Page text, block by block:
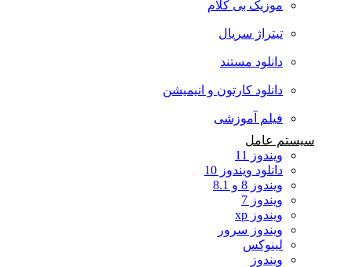
موزیک بی کلام
تیتراژ سریال
دانلود مستند
دانلود کارتون و انیمیشن
فیلم آموزشی
سیستم عامل
ویندوز 11
دانلود ویندوز 10
ویندوز 8 و 8.1
ویندوز 7
ویندوز xp
ویندوز سرور
لینوکس
ویندوز